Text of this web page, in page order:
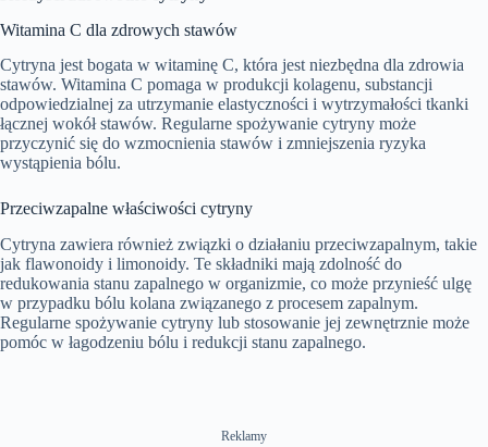
e
T
i
m
e
n
e
n
Witamina C dla zdrowych stawów
Cytryna jest bogata w witaminę C, która jest niezbędna dla zdrowia
stawów. Witamina C pomaga w produkcji kolagenu, substancji
odpowiedzialnej za utrzymanie elastyczności i wytrzymałości tkanki
łącznej wokół stawów. Regularne spożywanie cytryny może
przyczynić się do wzmocnienia stawów i zmniejszenia ryzyka
wystąpienia bólu.
Przeciwzapalne właściwości cytryny
Cytryna zawiera również związki o działaniu przeciwzapalnym, takie
jak flawonoidy i limonoidy. Te składniki mają zdolność do
redukowania stanu zapalnego w organizmie, co może przynieść ulgę
w przypadku bólu kolana związanego z procesem zapalnym.
Regularne spożywanie cytryny lub stosowanie jej zewnętrznie może
pomóc w łagodzeniu bólu i redukcji stanu zapalnego.
Reklamy